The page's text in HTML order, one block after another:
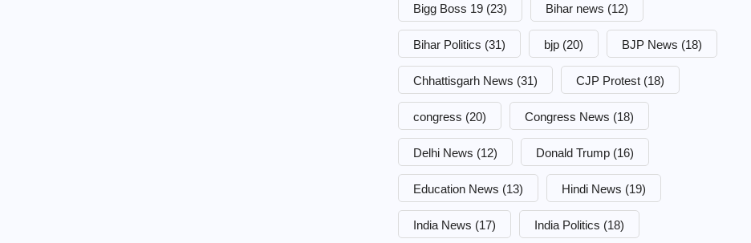
Bigg Boss 19 (23) Bihar news (12)
Bihar Politics (31) bjp (20) BJP News (18)
Chhattisgarh News (31) CJP Protest (18)
congress (20) Congress News (18)
Delhi News (12) Donald Trump (16)
Education News (13) Hindi News (19)
India News (17) India Politics (18)